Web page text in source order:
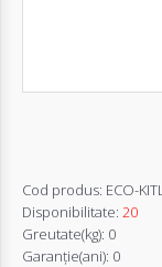
Cod produs: ECO-
Disponibilitate: 20
Greutate(kg): 0
Garanţie(ani): 0